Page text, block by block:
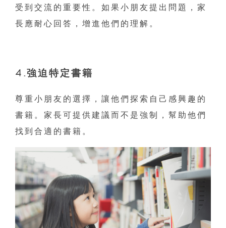
受到交流的重要性。如果小朋友提出問題，家
長應耐心回答，增進他們的理解。
4.強迫特定書籍
尊重小朋友的選擇，讓他們探索自己感興趣的
書籍。家長可提供建議而不是強制，幫助他們
找到合適的書籍。